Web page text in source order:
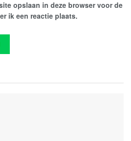
opslaan in deze browser voor de
ik een reactie plaats.